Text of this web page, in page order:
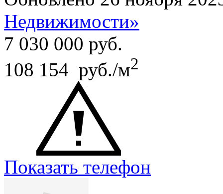
Недвижимости»
7 030 000 руб.
108 154 руб./м2
Показать телефон